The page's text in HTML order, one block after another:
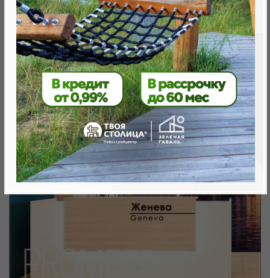
Минск, Октябрьский, ул. Жореса Алфёрова
метро «Ковальская Слобода», 566 м